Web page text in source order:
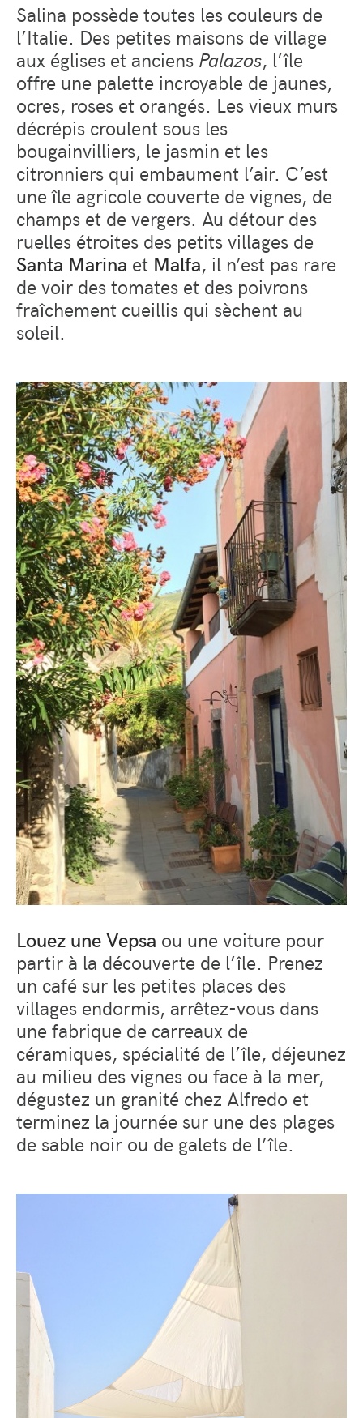
Salina possède toutes les couleurs de
l’Italie. Des petites maisons de village
aux églises et anciens Palazos, l’île
offre une palette incroyable de jaunes,
ocres, roses et orangés. Les vieux murs
décrépis croulent sous les
bougainvilliers, le jasmin et les
citronniers qui embaument l’air. C’est
une île agricole couverte de vignes, de
champs et de vergers. Au détour des
ruelles étroites des petits villages de
Santa Marina et Malfa, il n’est pas rare
de voir des tomates et des poivrons
fraîchement cueillis qui sèchent au
soleil.
Louez une Vepsa ou une voiture pour
partir à la découverte de l’île. Prenez
un café sur les petites places des
villages endormis, arrêtez-vous dans
une fabrique de carreaux de
céramiques, spécialité de l’île, déjeunez
au milieu des vignes ou face à la mer,
dégustez un granité chez Alfredo et
terminez la journée sur une des plages
de sable noir ou de galets de l’île.